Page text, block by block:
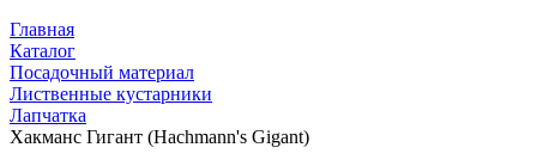
Главная
Каталог
Посадочный материал
Лиственные кустарники
Лапчатка
Хакманс Гигант (Hachmann's Gigant)